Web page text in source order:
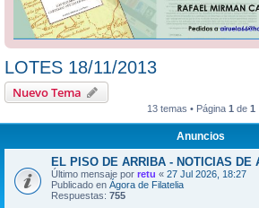
LOTES 18/11/2013
Nuevo Tema
13 temas • Página 1 de 1
Anuncios
EL PISO DE ARRIBA - NOTICIAS DE
Último mensaje por retu « 27 Jul 2026, 18:27
Publicado en Ágora de Filatelia
Respuestas: 755